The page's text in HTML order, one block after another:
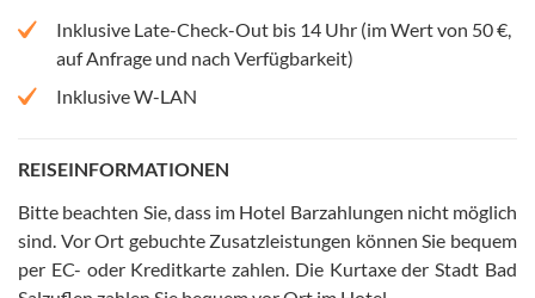
Inklusive Late-Check-Out bis 14 Uhr (im Wert von 50 €,
auf Anfrage und nach Verfügbarkeit)
Inklusive W-LAN
REISEINFORMATIONEN
Bitte beachten Sie, dass im Hotel Barzahlungen nicht möglich
sind. Vor Ort gebuchte Zusatzleistungen können Sie bequem
per EC- oder Kreditkarte zahlen Die Kurtaxe der Stadt Bad